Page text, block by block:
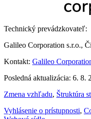
Technický prevádzkovateľ:
Galileo Corporation s.r.o.,
Kontakt: Galileo
Posledná aktualizácia: 6. 8.
Zmena vzhľadu, Štruktúra
Vyhlásenie o prístupnosti,